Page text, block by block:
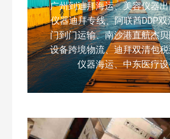
广州到迪拜海运、美容仪器
仪器迪拜专线、阿联酋DDP
门到门运输、南沙港直航杰
设备跨境物流、迪拜双清包
仪器海运、中东医疗